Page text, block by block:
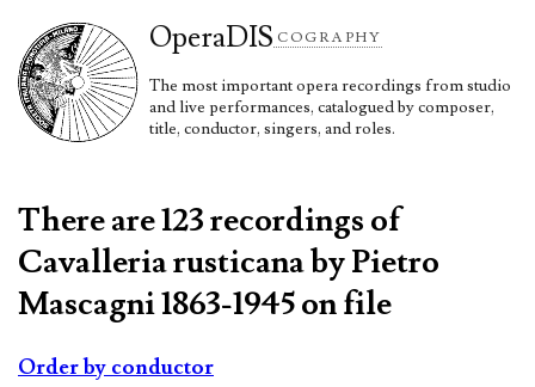
OperaDIS COGRAPHY
The most important opera recordings from studio
and live performances, catalogued by composer,
title, conductor, singers, and roles.
There are 123 recordings of
Cavalleria rusticana by Pietro
Mascagni 1863-1945 on file
Order by conductor